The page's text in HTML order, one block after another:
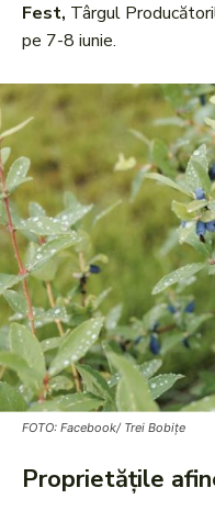
Fest, Târgul
pe 7-8 iunie.
FOTO: Facebook/ Trei Bobițe
Proprietățile